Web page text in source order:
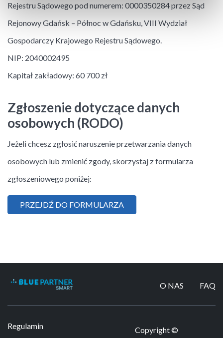
Rejestru Sądowego pod numerem: 0000350284 przez Sąd
Rejonowy Gdańsk – Północ w Gdańsku, VIII Wydział
Gospodarczy Krajowego Rejestru Sądowego.
NIP: 2040002495
Kapitał zakładowy: 60 700 zł
Zgłoszenie dotyczące danych
osobowych (RODO)
Jeżeli chcesz zgłosić naruszenie przetwarzania danych
osobowych lub zmienić zgody, skorzystaj z formularza
zgłoszeniowego poniżej:
PRZEJDŹ DO FORMULARZA
O NAS FAQ
Regulamin
Copyright ©